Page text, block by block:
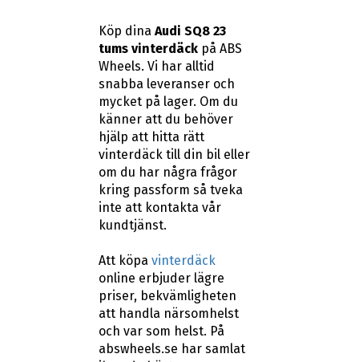
Köp dinaAudi SQ8 23
tums vinterdäck på ABS
Wheels. Vi har alltid
snabba leveranser och
mycket på lager. Om du
känner att du behöver
hjälp att hitta rätt
vinterdäck till din bil eller
om du har några frågor
kring passform så tveka
inte att kontakta vår
kundtjänst.
Att köpavinterdäck
online erbjuder lägre
priser, bekvämligheten
att handla närsomhelst
och var som helst. På
abswheels.se har samlat